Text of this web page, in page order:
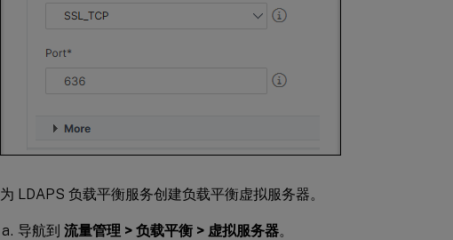
为 LDAPS 负载平衡服务创建负载平衡虚拟服务器。
导航到 流量管理 > 负载平衡 > 虚拟服务器。